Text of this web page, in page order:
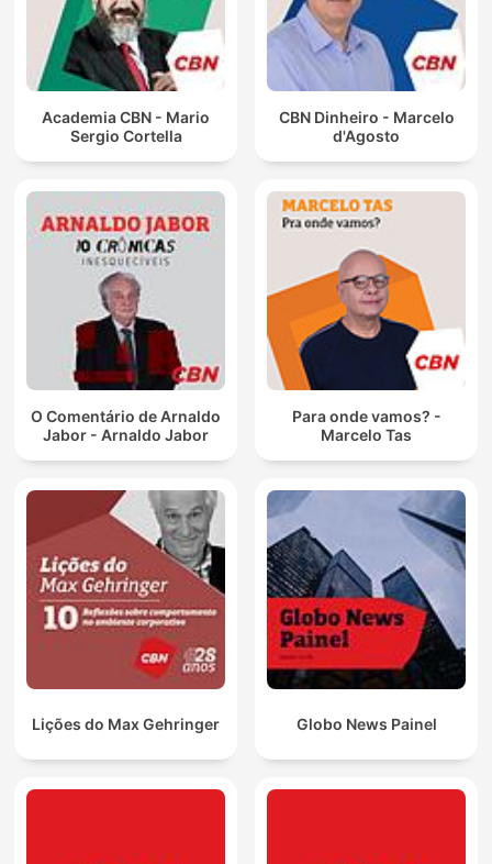
Academia CBN - Mario
Sergio Cortella
CBN Dinheiro - Marcelo
d'Agosto
O Comentário de Arnaldo
Jabor - Arnaldo Jabor
Para onde vamos? -
Marcelo Tas
Lições do Max Gehringer Globo News Painel